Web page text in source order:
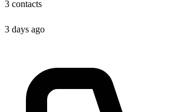
3 contacts
3 days ago